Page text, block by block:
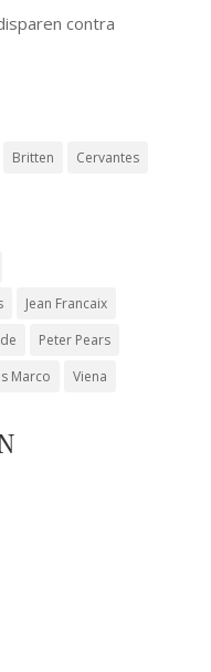
contra
Britten
Cervantes
Jean Francaix
Peter Pears
Marco Viena